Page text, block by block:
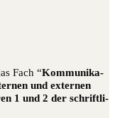
Fach “Kom­mu­ni­ka­
und exter­nen
1 und 2 der schrift­li­